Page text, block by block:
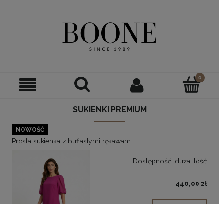
SUKIENKI PREMIUM
Prosta sukienka z bufiastymi rękawami
Dostępność: duża ilość
440,00 zł
NOWOŚĆ